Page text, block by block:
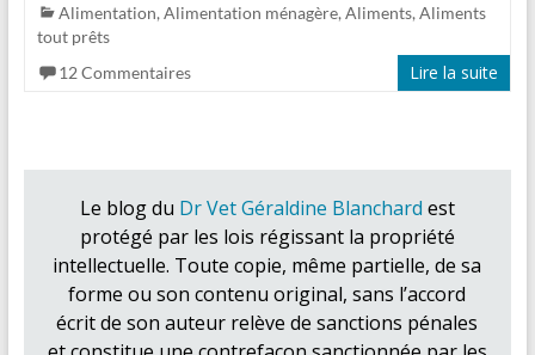
Alimentation, Alimentation ménagère, Aliments, Aliments
tout prêts
12 Commentaires
Lire la suite
Le blog du Dr Vet Géraldine Blanchard est
protégé par les lois régissant la propriété
intellectuelle. Toute copie, même partielle, de sa
forme ou son contenu original, sans l’accord
écrit de son auteur relève de sanctions pénales